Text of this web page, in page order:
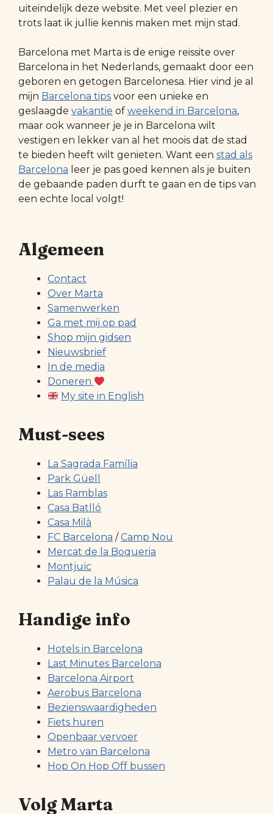
uiteindelijk deze website. Met veel plezier en
trots laat ik jullie kennis maken met mijn stad.
Barcelona met Marta is de enige reissite over
Barcelona in het Nederlands, gemaakt door een
geboren en getogen Barcelonesa. Hier vind je al
mijn Barcelona tips voor een unieke en
geslaagde vakantie of weekend in Barcelona,
maar ook wanneer je je in Barcelona wilt
vestigen en lekker van al het moois dat de stad
te bieden heeft wilt genieten. Want een stad als
Barcelona leer je pas goed kennen als je buiten
de gebaande paden durft te gaan en de tips van
een echte local volgt!
Algemeen
Contact
Over Marta
Samenwerken
Ga met mij op pad
Shop mijn gidsen
Nieuwsbrief
In de media
Doneren
My site in English
Must-sees
La Sagrada Família
Park Güell
Las Ramblas
Casa Batlló
Casa Milà
FC Barcelona /Camp Nou
Mercat de la Boqueria
Montjuïc
Palau de la Música
Handige info
Hotels in Barcelona
Last Minutes Barcelona
Barcelona Airport
Aerobus Barcelona
Bezienswaardigheden
Fiets huren
Openbaar vervoer
Metro van Barcelona
Hop On Hop Off bussen
Volg Marta